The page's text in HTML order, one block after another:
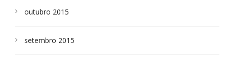
outubro 2015
setembro 2015